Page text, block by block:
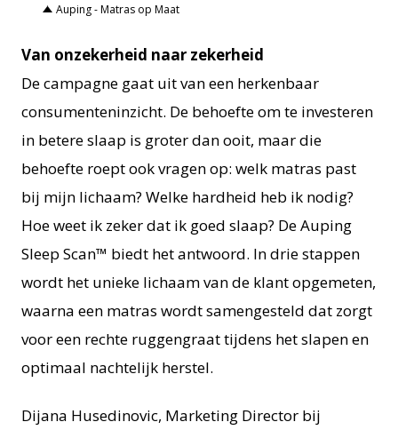
Auping - Matras op Maat
Van onzekerheid naar zekerheid
De campagne gaat uit van een herkenbaar
consumenteninzicht. De behoefte om te investeren
in betere slaap is groter dan ooit, maar die
behoefte roept ook vragen op: welk matras past
bij mijn lichaam? Welke hardheid heb ik nodig?
Hoe weet ik zeker dat ik goed slaap? De Auping
Sleep Scan™ biedt het antwoord. In drie stappen
wordt het unieke lichaam van de klant opgemeten,
waarna een matras wordt samengesteld dat zorgt
voor een rechte ruggengraat tijdens het slapen en
optimaal nachtelijk herstel.
Dijana Husedinovic, Marketing Director bij